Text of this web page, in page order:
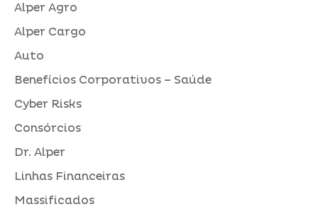
Alper Agro
Alper Cargo
Auto
Benefícios Corporativos – Saúde
Cyber Risks
Consórcios
Dr. Alper
Linhas Financeiras
Massificados